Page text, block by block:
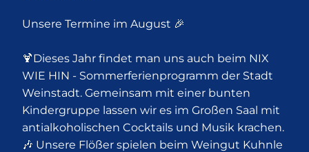
Unsere Termine im August 🎉
🍹Dieses Jahr findet man uns auch beim NIX
WIE HIN - Sommerferienprogramm der Stadt
Weinstadt. Gemeinsam mit einer bunten
Kindergruppe lassen wir es im Großen Saal mit
antialkoholischen Cocktails und Musik krachen.
🎶 Unsere Flößer spielen beim Weingut Kuhnle